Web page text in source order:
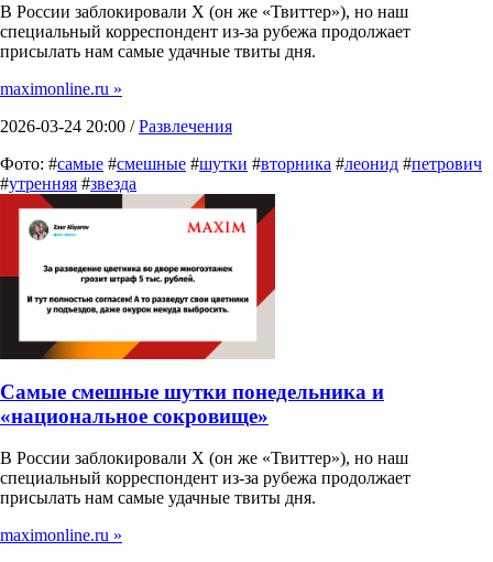
В России заблокировали X (он же «Твиттер»), но наш
специальный корреспондент из-за рубежа продолжает
присылать нам самые удачные твиты дня.
maximonline.ru »
2026-03-24 20:00 /Развлечения
Фото: #самые #смешные #шутки #вторника #леонид #петрович
#утренняя #звезда
Самые смешные шутки понедельника и
«национальное сокровище»
В России заблокировали X (он же «Твиттер»), но наш
специальный корреспондент из-за рубежа продолжает
присылать нам самые удачные твиты дня.
maximonline.ru »